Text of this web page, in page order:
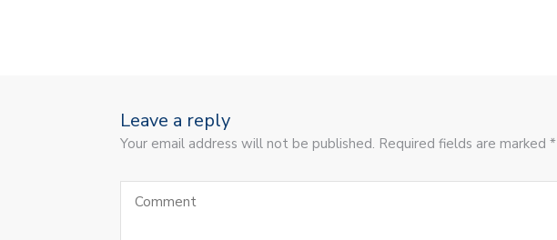
Leave a reply
Your email address will not be published. Required fields are marked *